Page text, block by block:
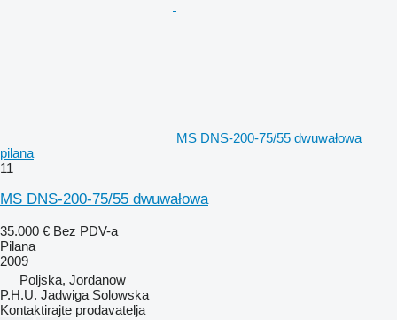
MS DNS-200-75/55 dwuwałowa
pilana
11
MS DNS-200-75/55 dwuwałowa
35.000 € Bez PDV-a
Pilana
2009
Poljska, Jordanow
P.H.U. Jadwiga Solowska
Kontaktirajte prodavatelja